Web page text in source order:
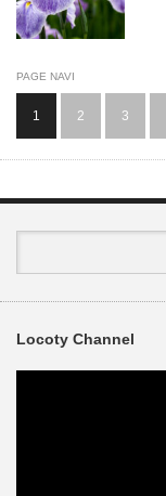
PAGE NAVI
1 2 3
Locoty Channel